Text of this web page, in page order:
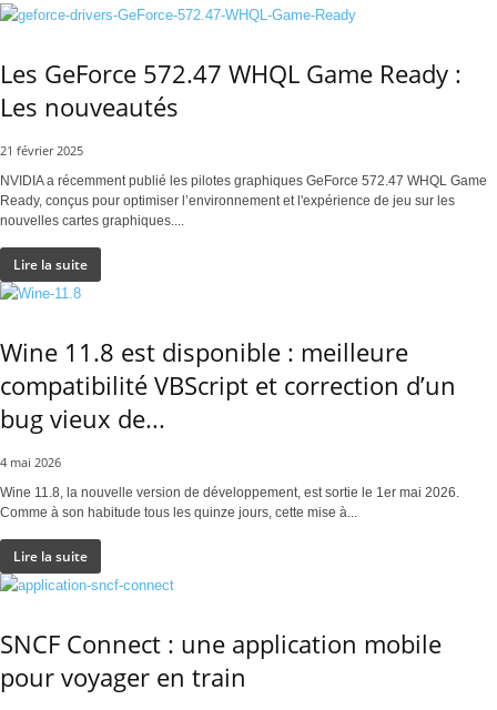
Les GeForce 572.47 WHQL Game Ready :
Les nouveautés
21 février 2025
NVIDIA a récemment publié les pilotes graphiques GeForce 572.47 WHQL Game
Ready, conçus pour optimiser l’environnement et l'expérience de jeu sur les
nouvelles cartes graphiques....
Lire la suite
Wine 11.8 est disponible : meilleure
compatibilité VBScript et correction d’un
bug vieux de...
4 mai 2026
Wine 11.8, la nouvelle version de développement, est sortie le 1er mai 2026.
Comme à son habitude tous les quinze jours, cette mise à...
Lire la suite
SNCF Connect : une application mobile
pour voyager en train